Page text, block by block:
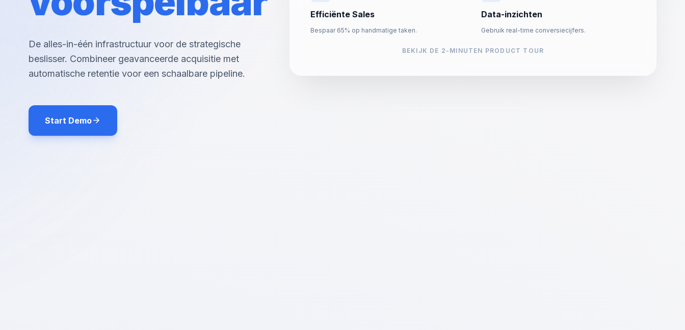
De alles-in-één infrastructuur voor de strategische
beslisser. Combineer geavanceerde acquisitie met
automatische retentie voor een schaalbare pipeline.
Start Demoarrow_forward
Efficiënte Sales
Bespaar 65% op handmatige taken.
Data-inzichten
Gebruik real-time conversiecijfers.
BEKIJK DE 2-MINUTEN PRODUCT TOUR